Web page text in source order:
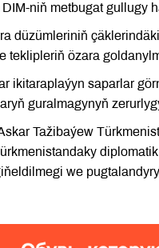
niň metbugat gullugy
düzümleriniň
teklipleriň özara
ikitaraplaýyn saparlar
guralmagynyň
Tažibaýew
we